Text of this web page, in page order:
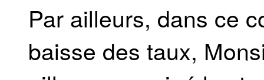
Par ailleurs, dans ce
baisse des taux,